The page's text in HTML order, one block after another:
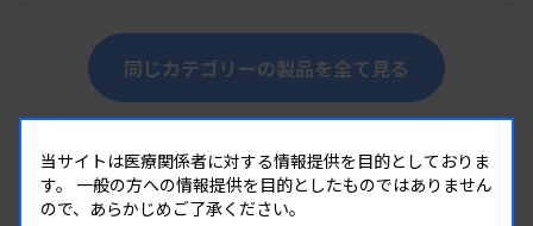
同じカテゴリーの製品を全て見る
当サイトは医療関係者に対する情報提供を目的としておりま
す。 一般の方への情報提供を目的としたものではありません
ので、あらかじめご了承ください。